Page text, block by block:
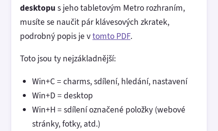
desktopu s jeho tabletovým Metro rozhraním,
musíte se naučit pár klávesových zkratek,
podrobný popis je vtomto PDF.
Toto jsou ty nejzákladnější:
Win+C = charms, sdílení, hledání, nastavení
Win+D = desktop
Win+H = sdílení označené položky (webové
stránky, fotky, atd.)